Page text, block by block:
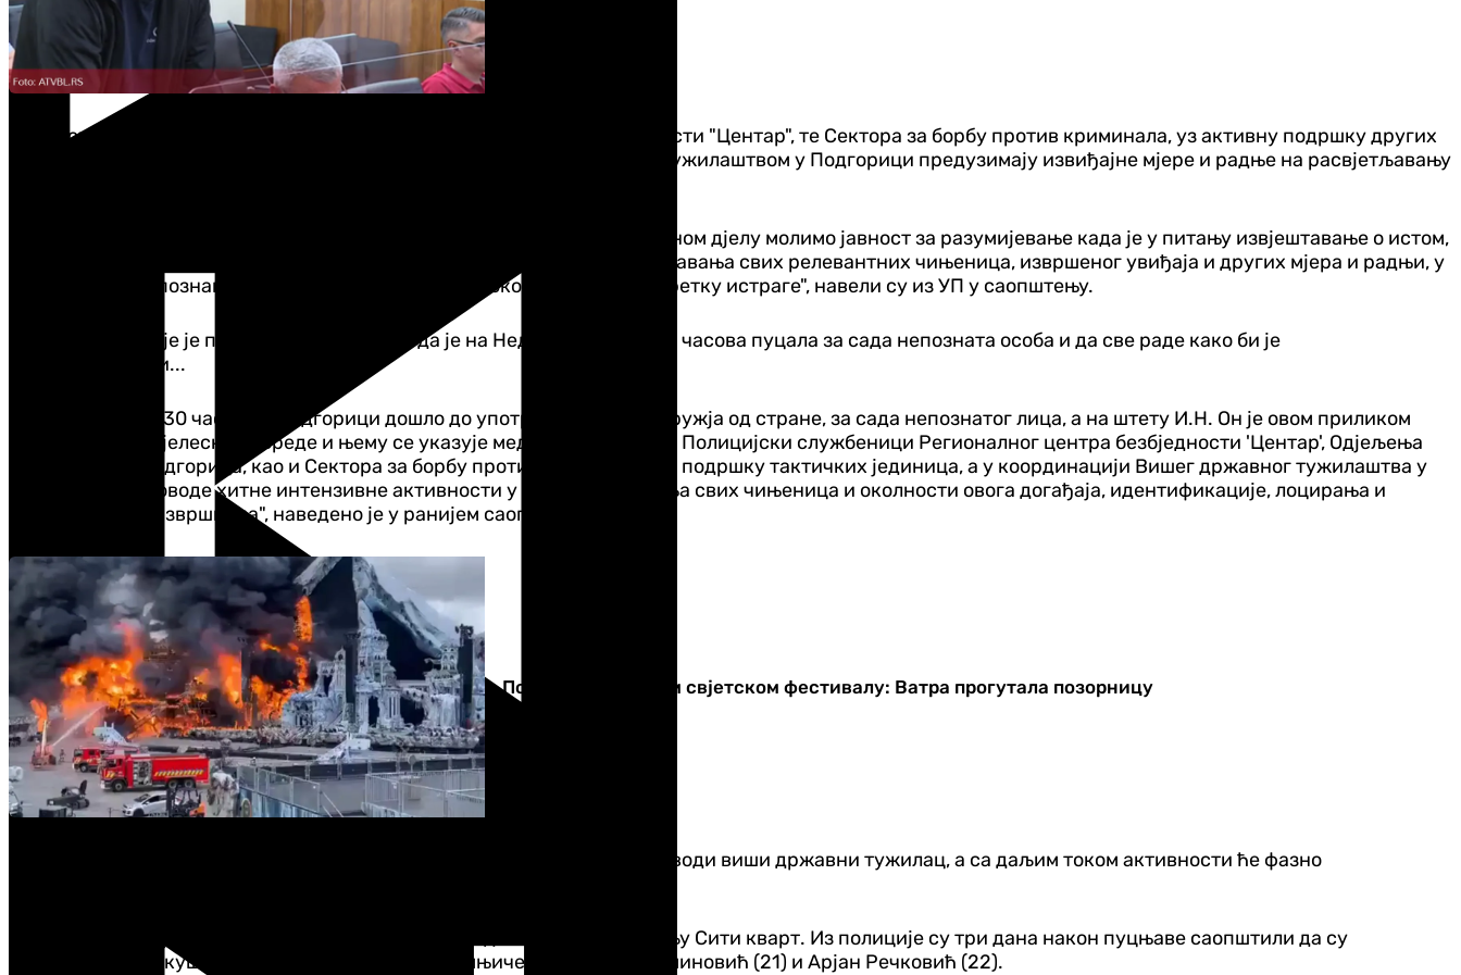
Из УП су такође казали да службеници Регионалног центра безбједности "Центар", те Сектора за борбу против криминала, уз активну подршку других
организационих јединица УП, а у координацији са Вишим државним тужилаштвом у Подгорици предузимају извиђајне мјере и радње на расвјетљавању
"Узимајући у обзир чињеницу да је ријеч о тешком и сложеном кривичном дјелу молимо јавност за разумијевање када је у питању извјештавање о истом,
док ће службеници Управе полиције након мјера првог захвата сагледавања свих релевантних чињеница, извршеног увиђаја и других мјера и радњи, у
мјери могућег упознавати јавност о новонасталим околностима и напретку истраге", навели су из УП у саопштењу.
Из те институције је претходно саопштено да је на Недовића око 13.30 часова пуцала за сада непозната особа и да све раде како би је
идентификовали...
"Данас је око 13.30 часова у Подгорици дошло до употребе ватреног оружја од стране, за сада непознатог лица, а на штету И.Н. Он је овом приликом
задобио тешке тјелесне повреде и њему се указује медицинска помоћ. Полицијски службеници Регионалног центра безбједности 'Центар', Одјељења
безбједности Подгорица, као и Сектора за борбу против криминала, уз подршку тактичких јединица, а у координацији Вишег државног тужилаштва у
Подгорици, спроводе хитне интензивне активности у циљу утврђивања свих чињеница и околности овога догађаја, идентификације, лоцирања и
процесуирања извршиоца", наведено је у ранијем саопштењу УП.
Пожар на највећем свјетском фестивалу: Ватра прогутала позорницу
Како су тада казали из УП, увиђај на лицу мјеста је у току и њиме руководи виши државни тужилац, а са даљим током активности ће фазно
Недовић је у мају ове године рањен у пуцњави у једном локалу у насељу Сити кварт. Из полиције су три дана након пуцњаве саопштили да су
расвијетлили покушај убиства Недовићак, а осумњичени су Тарик Муминовић (21) и Арјан Речковић (22).